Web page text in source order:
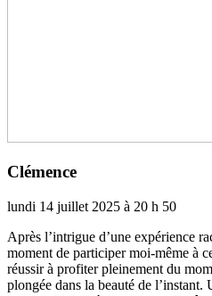
Clémence
lundi 14 juillet 2025 à 20 h 50
Après l’intri­gue d’une expé­rience
moment de par­ti­ci­per moi-même à
réus­sir à pro­fi­ter plei­ne­ment du
plon­gée dans la beauté de l’ins­tant.